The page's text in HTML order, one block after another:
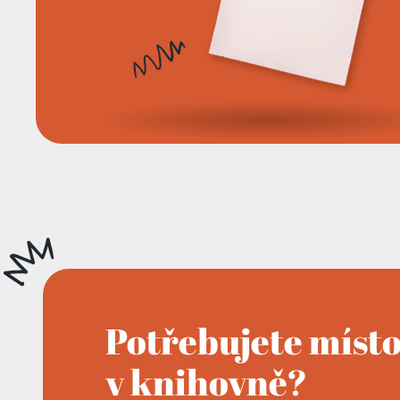
Potřebujete
v knihovně?